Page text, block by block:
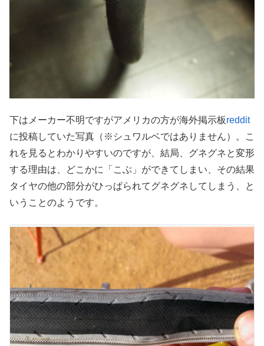
下はメーカー不明ですがアメリカの方が海外掲示板reddit
に投稿していた写真（※シュワルベではありません）。こ
れを見るとわかりやすいのですが、結局、グネグネと変形
する理由は、どこかに「こぶ」ができてしまい、その結果
タイヤの他の部分がひっぱられてグネグネしてしまう、と
いうことのようです。